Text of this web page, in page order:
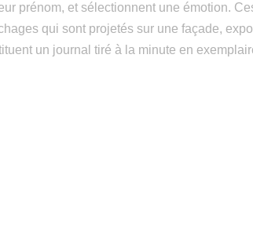
prénom, et sélectionnent une émotion.
qui sont projetés sur une façade,
un journal tiré à la minute en